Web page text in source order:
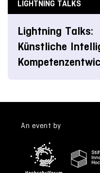
LIGHTNING TALKS
Lightning Talks:
Künstliche
An event by